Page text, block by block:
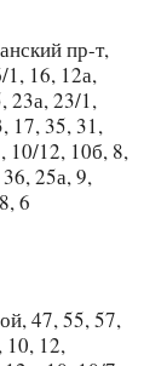
пр-т,
1, 16, 12а,
23а, 23/1,
17, 35, 31,
10/12, 10б, 8,
25а, 9,
6
47, 55, 57,
10, 12,